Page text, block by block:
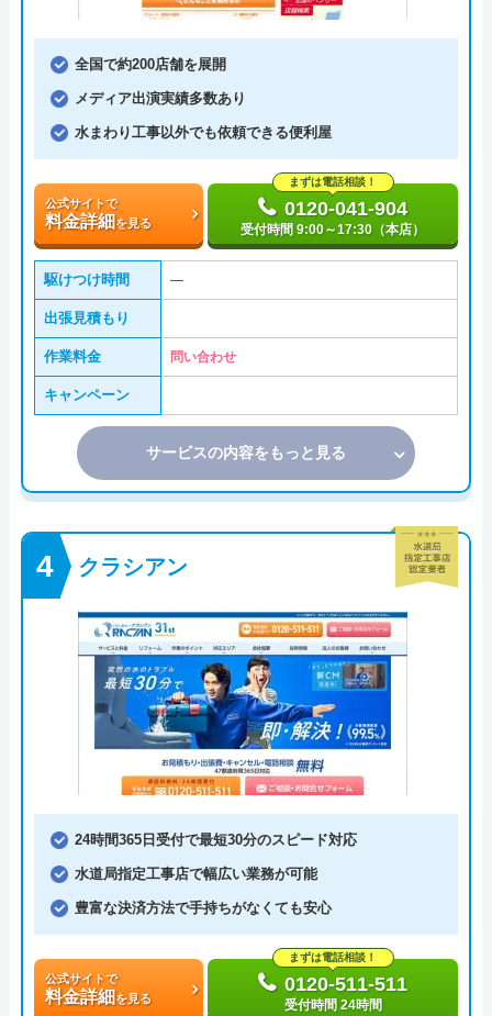
全国で約200店舗を展開
メディア出演実績多数あり
水まわり工事以外でも依頼できる便利屋
公式サイトで
料金詳細を見る
まずは電話相談！
0120-041-904
受付時間 9:00～17:30（本店）
駆けつけ時間 ―
出張見積もり
作業料金 問い合わせ
キャンペーン
サービスの内容をもっと見る
クラシアン
24時間365日受付で最短30分のスピード対応
水道局指定工事店で幅広い業務が可能
豊富な決済方法で手持ちがなくても安心
公式サイトで
料金詳細を見る
まずは電話相談！
0120-511-511
受付時間 24時間